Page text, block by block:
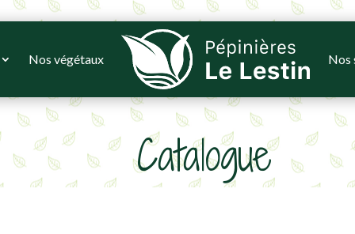
Nos végétaux Nos
Catalogue